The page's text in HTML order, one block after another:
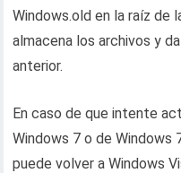
Windows.old en la raíz de
almacena los archivos y
anterior.
En caso de que intente
Windows 7 o de Windows
puede volver a Windows